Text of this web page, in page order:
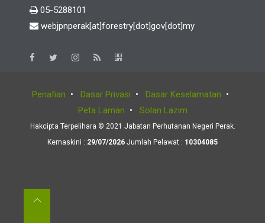
05-5288101
webjpnperak[at]forestry[dot]gov[dot]my
Penafian • Dasar Privasi • Dasar Keselamatan •
Peta Laman • Solan Lazim
Hakcipta Terpelihara © 2021 Jabatan Perhutanan Negeri Perak.
Kemaskini : 29/07/2026 Jumlah Pelawat : 10304085